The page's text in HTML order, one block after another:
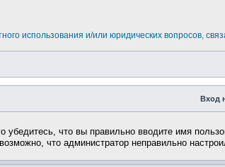
использования и/или юридических вопросов,
Вход
убедитесь, что вы правильно вводите имя
что администратор неправильно